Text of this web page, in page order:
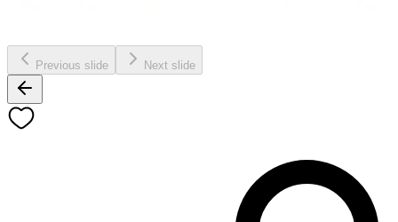
Previous slide Next slide